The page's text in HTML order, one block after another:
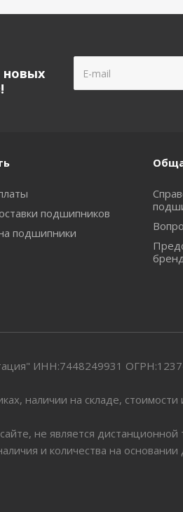
подшипников
подшипники
ИНН:7448249931
наличии на складе,
не является
и количества на